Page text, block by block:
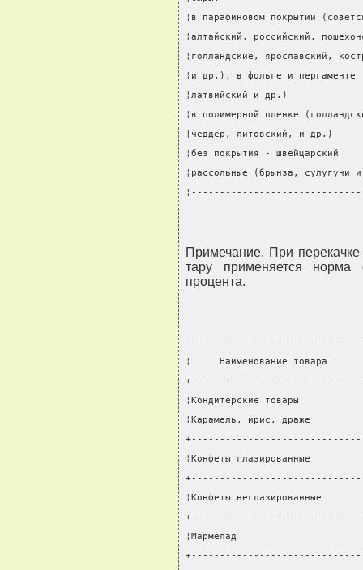
¦в парафиновом покрытии
¦алтайский, российский,
¦голландские,
¦и др.), в фольге и
¦латвийский и др.)
¦в полимерной пленке
¦чеддер, литовский, и др.)
¦без покрытия -
¦рассольные (брынза,
Примечание. При
тару применяется
процента.
¦     Наименование товара
¦Кондитерские товары
¦Карамель, ирис, драже
¦Конфеты
¦Конфеты
¦Мармелад